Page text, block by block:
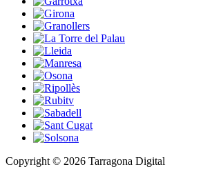
Copyright © 2026 Tarragona Digital